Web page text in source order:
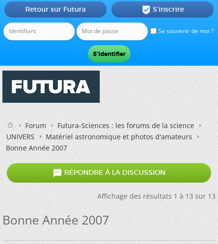
Se souvenir de moi ?
Retour sur Futura  S'inscrire
Forum
Futura-Sciences : les forums de la science
UNIVERS
Matériel astronomique et photos d'amateurs
Bonne Année 2007
 RÉPONDRE À LA DISCUSSION
Affichage des résultats 1 à 13 sur 13
Bonne Année 2007